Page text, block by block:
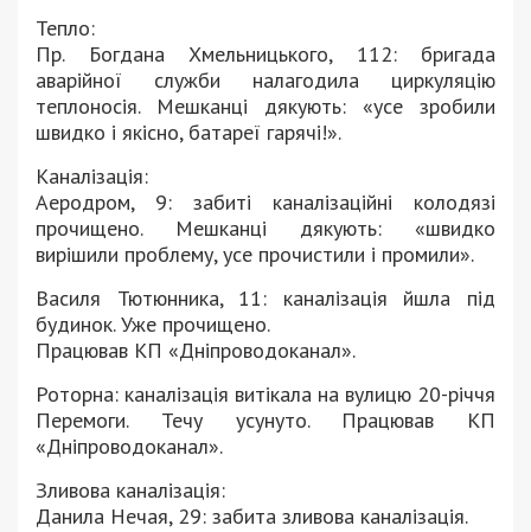
Тепло:
Пр. Богдана Хмельницького, 112: бригада
аварійної служби налагодила циркуляцію
теплоносія. Мешканці дякують: «усе зробили
швидко і якісно, батареї гарячі!».
Каналізація:
Аеродром, 9: забиті каналізаційні колодязі
прочищено. Мешканці дякують: «швидко
вирішили проблему, усе прочистили і промили».
Василя Тютюнника, 11: каналізація йшла під
будинок. Уже прочищено.
Працював КП «Дніпроводоканал».
Роторна: каналізація витікала на вулицю 20-річчя
Перемоги. Течу усунуто. Працював КП
«Дніпроводоканал».
Зливова каналізація:
Данила Нечая, 29: забита зливова каналізація.